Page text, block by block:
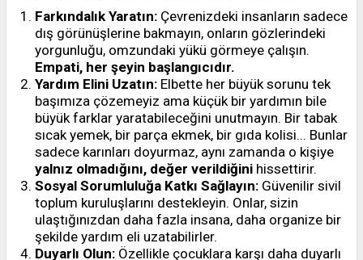
Farkındalık Yaratın: Çevrenizdeki insanların sadece
dış görünüşlerine bakmayın, onların gözlerindeki
yorgunluğu, omzundaki yükü görmeye çalışın.
Empati, her şeyin başlangıcıdır.
Yardım Elini Uzatın: Elbette her büyük sorunu tek
başımıza çözemeyiz ama küçük bir yardımın bile
büyük farklar yaratabileceğini unutmayın. Bir tabak
sıcak yemek, bir parça ekmek, bir gıda kolisi... Bunlar
sadece karınları doyurmaz, aynı zamanda o kişiye
yalnız olmadığını, değer verildiğini hissettirir.
Sosyal Sorumluluğa Katkı Sağlayın: Güvenilir sivil
toplum kuruluşlarını destekleyin. Onlar, sizin
ulaştığınızdan daha fazla insana, daha organize bir
şekilde yardım eli uzatabilirler.
Duyarlı Olun: Özellikle çocuklara karşı daha duyarlı